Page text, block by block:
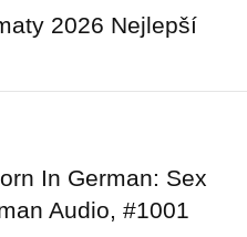
2026 Nejlepší
In German: Sex
Audio, #1001